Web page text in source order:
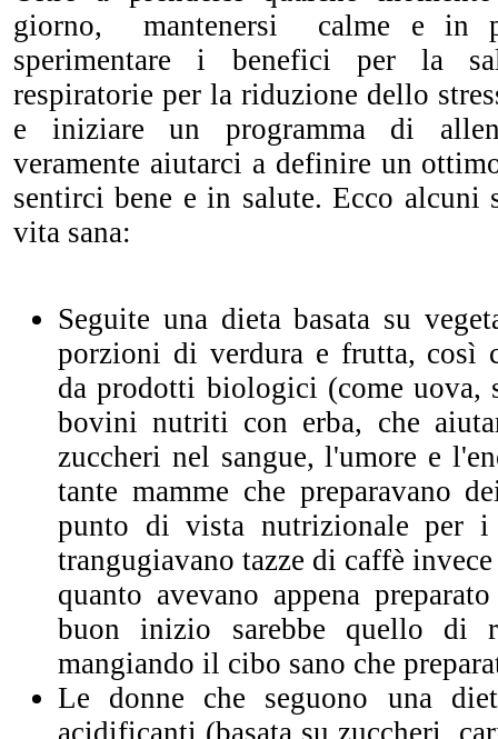
giorno, mantenersi calme e in
sperimentare i benefici per la
respiratorie per la riduzione dello
e iniziare un programma di
veramente aiutarci a definire un
sentirci bene e in salute. Ecco alcuni
vita sana:
Seguite una dieta basata su
porzioni di verdura e frutta, così
da prodotti biologici (come uova,
bovini nutriti con erba, che
zuccheri nel sangue, l'umore e
tante mamme che preparavano
punto di vista nutrizionale per
trangugiavano tazze di caffè
quanto avevano appena
buon inizio sarebbe quello di
mangiando il cibo sano che
Le donne che seguono una
acidificanti (basata su zuccheri,